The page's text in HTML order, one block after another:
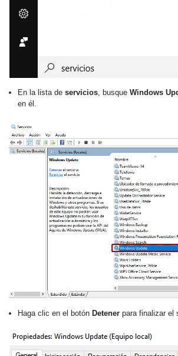
En la lista de servicios , busque Windows
en él.
Haga clic en el botón Detener para finalizar el